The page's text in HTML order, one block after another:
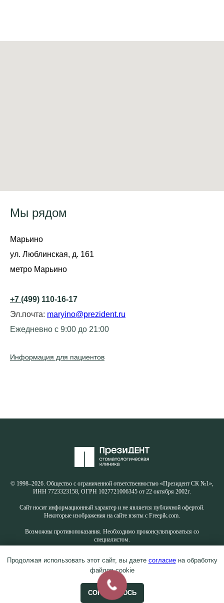
Мы рядом
Марьино
ул. Люблинская, д. 161
метро Марьино
+7 (499) 110-16-17
Эл.почта: maryino@prezident.ru
Ежедневно с 9:00 до 21:00
Информация для пациентов
Продолжая использовать этот сайт, вы даете согласиена обработку
файлов cookie
СОГЛАШАЮСЬ
© 1998–2026. Общество с ограниченной ответственностью «Президент СК №1»,
ИНН 7723323158, ОГРН 1027721006345 от 22 октября 2002г.
Сайт носит информационный характер и не является публичной офертой.
Некоторые изображения на сайте взяты с Freepik.com.
Возможны противопоказания. Необходимо проконсультироваться со
специалистом.